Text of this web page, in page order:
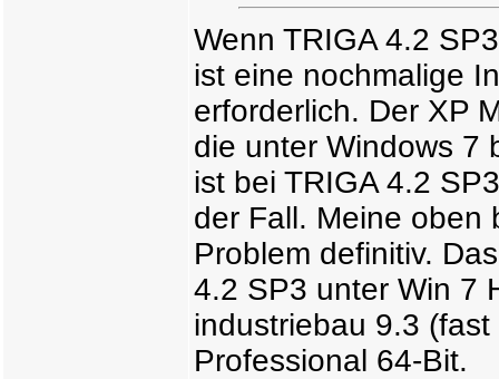
Wenn TRIGA 4.2
ist eine nochmalige
erforderlich. Der XP
die unter Windows 7
ist bei TRIGA 4.2
der Fall. Meine oben
Problem definitiv.
4.2 SP3 unter Win 7
industriebau 9.3
Professional 64-Bit.